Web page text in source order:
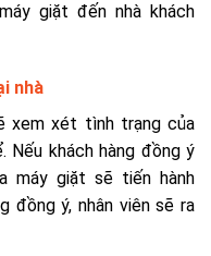
giặt đến nhà khách
nhà
xem xét tình trạng của
Nếu khách hàng đồng ý
máy giặt sẽ tiến hành
đồng ý, nhân viên sẽ ra